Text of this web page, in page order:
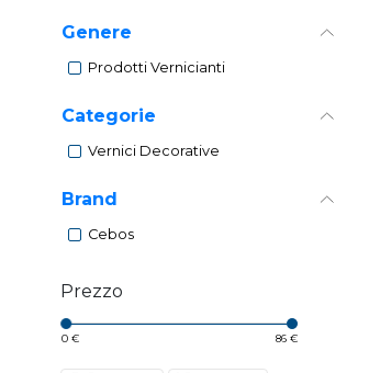
Genere
Prodotti Vernicianti
Categorie
Vernici Decorative
Brand
Cebos
Prezzo
0 € 86 €